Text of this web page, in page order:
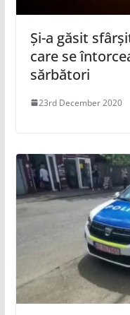
Și-a găsit
care se
sărbători
23rd December 2020